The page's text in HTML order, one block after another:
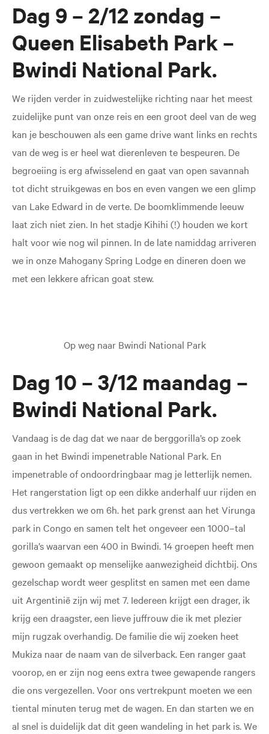
Dag 9 – 2/12 zondag –
Queen Elisabeth Park –
Bwindi National Park.
We rijden verder in zuidwestelijke richting naar het meest
zuidelijke punt van onze reis en een groot deel van de weg
kan je beschouwen als een game drive want links en rechts
van de weg is er heel wat dierenleven te bespeuren. De
begroeiing is erg afwisselend en gaat van open savannah
tot dicht struikgewas en bos en even vangen we een glimp
van Lake Edward in de verte. De boomklimmende leeuw
laat zich niet zien. In het stadje Kihihi (!) houden we kort
halt voor wie nog wil pinnen. In de late namiddag arriveren
we in onze Mahogany Spring Lodge en dineren doen we
met een lekkere african goat stew.
Op weg naar Bwindi National Park
Dag 10 – 3/12 maandag –
Bwindi National Park.
Vandaag is de dag dat we naar de berggorilla’s op zoek
gaan in het Bwindi impenetrable National Park. En
impenetrable of ondoordringbaar mag je letterlijk nemen.
Het rangerstation ligt op een dikke anderhalf uur rijden en
dus vertrekken we om 6h. het park grenst aan het Virunga
park in Congo en samen telt het ongeveer een 1000–tal
gorilla’s waarvan een 400 in Bwindi. 14 groepen heeft men
gewoon gemaakt op menselijke aanwezigheid dichtbij. Ons
gezelschap wordt weer gesplitst en samen met een dame
uit Argentinië zijn wij met 7. Iedereen krijgt een drager, ik
krijg een draagster, een lieve juffrouw die ik met plezier
mijn rugzak overhandig. De familie die wij zoeken heet
Mukiza naar de naam van de silverback. Een ranger gaat
voorop, en er zijn nog eens extra twee gewapende rangers
die ons vergezellen. Voor ons vertrekpunt moeten we een
tiental minuten terug met de wagen. En dan starten we en
al snel is duidelijk dat dit geen wandeling in het park is. We